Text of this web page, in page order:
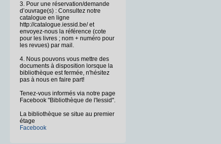
3. Pour une réservation/demande
d’ouvrage(s) : Consultez notre
catalogue en ligne
http://catalogue.iessid.be/ et
envoyez-nous la référence (cote
pour les livres ; nom + numéro pour
les revues) par mail.
4. Nous pouvons vous mettre des
documents à disposition lorsque la
bibliothèque est fermée, n'hésitez
pas à nous en faire part!
Tenez-vous informés via notre page
Facebook "Bibliothèque de l'Iessid".
La bibliothèque se situe au premier
étage
Facebook